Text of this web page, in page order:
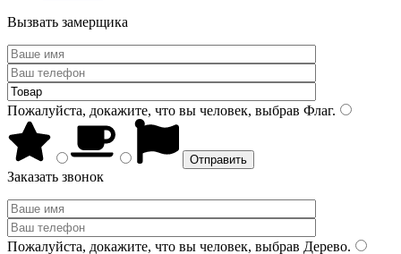
Вызвать замерщика
Пожалуйста, докажите, что вы человек, выбрав Флаг.
Заказать звонок
Пожалуйста, докажите, что вы человек, выбрав Дерево.